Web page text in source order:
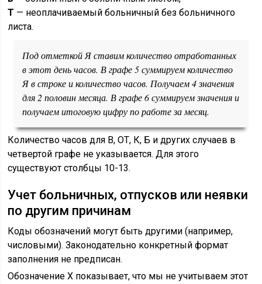
Т — неоплачиваемый больничный без больничного
листа.
Под отметкой Я ставим количество отработанных
в этот день часов. В графе 5 суммируем количество
Я в строке и количество часов. Получаем 4 значения
для 2 половин месяца. В графе 6 суммируем значения и
получаем итоговую цифру по работе за месяц.
Количество часов для В, ОТ, К, Б и других случаев в
четвертой графе не указывается. Для этого
существуют столбцы 10-13.
Учет больничных, отпусков или неявки
по другим причинам
Коды обозначений могут быть другими (например,
числовыми). Законодательно конкретный формат
заполнения не предписан.
Обозначение Х показывает, что мы не учитываем этот